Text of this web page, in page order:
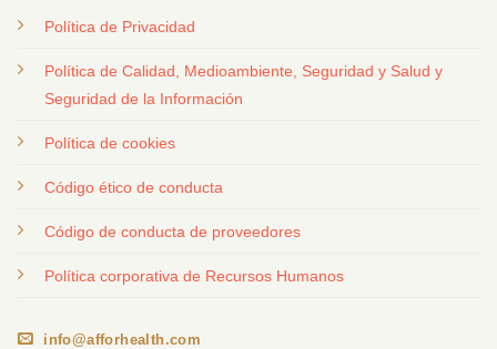
Política de Privacidad
Política de Calidad, Medioambiente, Seguridad y Salud y
Seguridad de la Información
Política de cookies
Código ético de conducta
Código de conducta de proveedores
Política corporativa de Recursos Humanos
info@afforhealth.com